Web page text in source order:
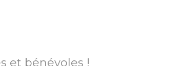
et bénévoles !